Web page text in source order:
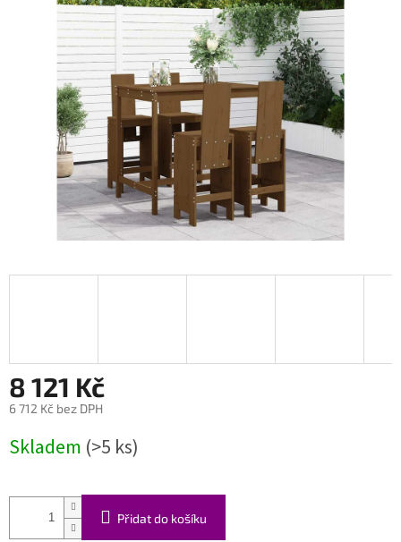
8 121 Kč
6 712 Kč bez DPH
cena:
Skladem (>5 ks)
Přidat do košíku